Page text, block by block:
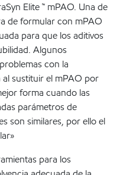
Elite ™ mPAO. Una de
de formular con mPAO
para que los aditivos
Algunos
con la
al sustituir el mPAO por
forma cuando las
parámetros de
son similares, por ello el
para los